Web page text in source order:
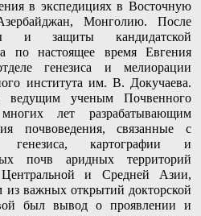
в экспедициях в Восточную
Монголию. После
и защиты кандидатской
по настоящее время Евгения
генезиса и мелиорации
института им. В. Докучаева.
ученым Почвенного
лет разрабатывающим
почвоведения, связанные с
генезиса, картографии и
почв аридных территорий
и Средней Азии,
важных открытий докторской
был вывод о проявлении и